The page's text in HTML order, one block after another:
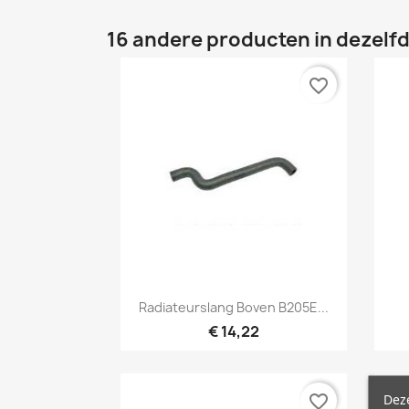
16 andere producten in
Snel bekijken
Radiateurslang Boven B205E...
€ 14,22
favorite_border
favorite_border